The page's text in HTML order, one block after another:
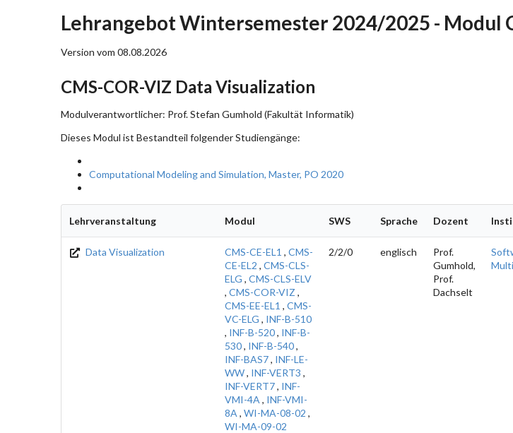
Lehrangebot Wintersemester 2024/2025 - Modul
Version vom 08.08.2026
CMS-COR-VIZ Data Visualization
Modulverantwortlicher: Prof. Stefan Gumhold (Fakultät Informatik)
Dieses Modul ist Bestandteil folgender Studiengänge:
Computational Modeling and Simulation, Master, PO 2020
Lehrveranstaltung Modul SWS Sprache Dozent
Data Visualization CMS-CE-EL1 , CMS-
CE-EL2 , CMS-CLS-
ELG , CMS-CLS-ELV
, CMS-COR-VIZ ,
CMS-EE-EL1 , CMS-
VC-ELG , INF-B-510
, INF-B-520, INF-B-
530, INF-B-540,
INF-BAS7, INF-LE-
WW, INF-VERT3 ,
INF-VERT7, INF-
VMI-4A , INF-VMI-
8A , WI-MA-08-02 ,
WI-MA-09-02
2/2/0 englisch
Prof.
Gumhold,
Prof.
Dachselt